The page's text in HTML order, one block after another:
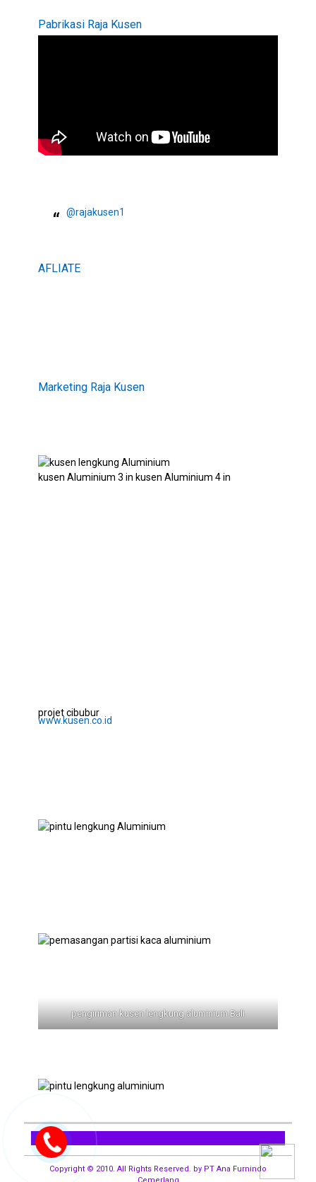
Pabrikasi Raja Kusen
@rajakusen1
AFLIATE
Marketing Raja Kusen
kusen Aluminium 3 in kusen Aluminium 4 in
projet cibubur
www.kusen.co.id
pengiriman kusen lengkung aluminium Bali
Copyright © 2010. All Rights Reserved. by PT Ana Furnindo
Cemerlang